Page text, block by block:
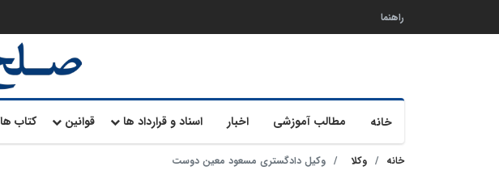
راهنما
خانه مطالب آموزشی اخبار اسناد و قرارداد ها قوانین کتاب ها
خانه وکلا وکیل دادگستری مسعود معین دوست